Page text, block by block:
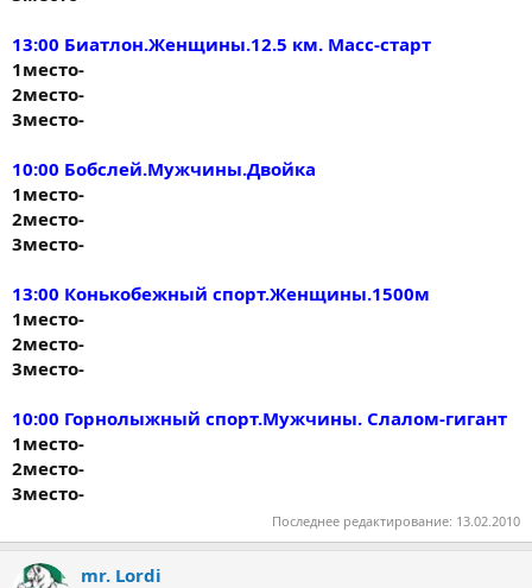
13:00 Биатлон.Женщины.12.5 км. Масс-старт
1место-
2место-
3место-
10:00 Бобслей.Мужчины.Двойка
1место-
2место-
3место-
13:00 Конькобежный спорт.Женщины.1500м
1место-
2место-
3место-
10:00 Горнолыжный спорт.Мужчины. Слалом-гигант
1место-
2место-
3место-
Последнее редактирование: 13.02.2010
mr. Lordi